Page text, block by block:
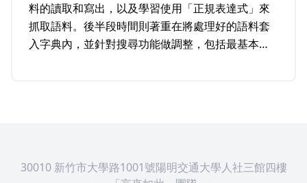
料的讀取和寫出，以及學習使用「正規表達式」來
抓取語料。後半段時間則著重在將處理好的語料套
入字典內，並針對搜尋功能做調整，包括最基本的
30010 新竹市大學路1001號陽明交通大學人社三館四樓